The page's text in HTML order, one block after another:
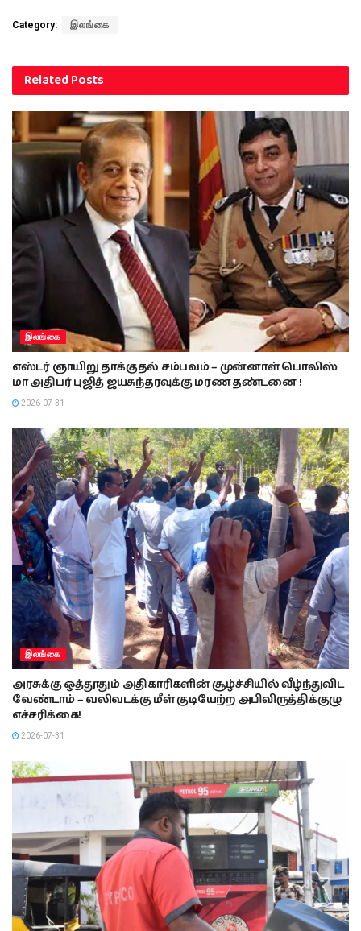
Category: இலங்கை
RelatedPosts
இலங்கை
எஸ்டர் ஞாயிறு தாக்குதல் சம்பவம் – முன்னாள் பொலிஸ்
மா அதிபர் புஜித் ஜயசுந்தரவுக்கு மரண தண்டனை !
2026-07-31
இலங்கை
அரசுக்கு ஒத்தூதும் அதிகாரிகளின் சூழ்ச்சியில் வீழ்ந்துவிட
வேண்டாம் – வலிவடக்கு மீள் குடியேற்ற அபிவிருத்திக்குழு
எச்சரிக்கை!
2026-07-31